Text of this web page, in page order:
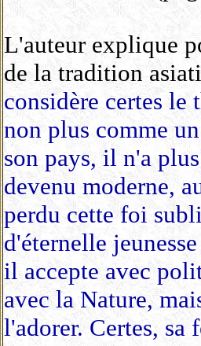
L'auteur explique
de la tradition
considère certes le
non plus comme
son pays, il n'a
devenu moderne,
perdu cette foi
d'éternelle
il accepte avec
avec la Nature,
l'adorer. Certes, sa